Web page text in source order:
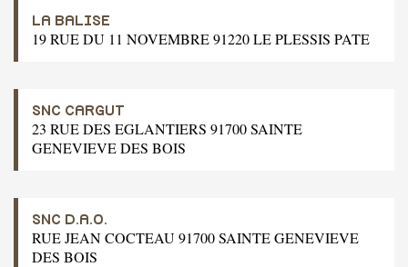
LA BALISE
19 RUE DU 11 NOVEMBRE 91220 LE PLESSIS PATE
SNC CARGUT
23 RUE DES EGLANTIERS 91700 SAINTE
GENEVIEVE DES BOIS
SNC D.A.O.
RUE JEAN COCTEAU 91700 SAINTE GENEVIEVE
DES BOIS